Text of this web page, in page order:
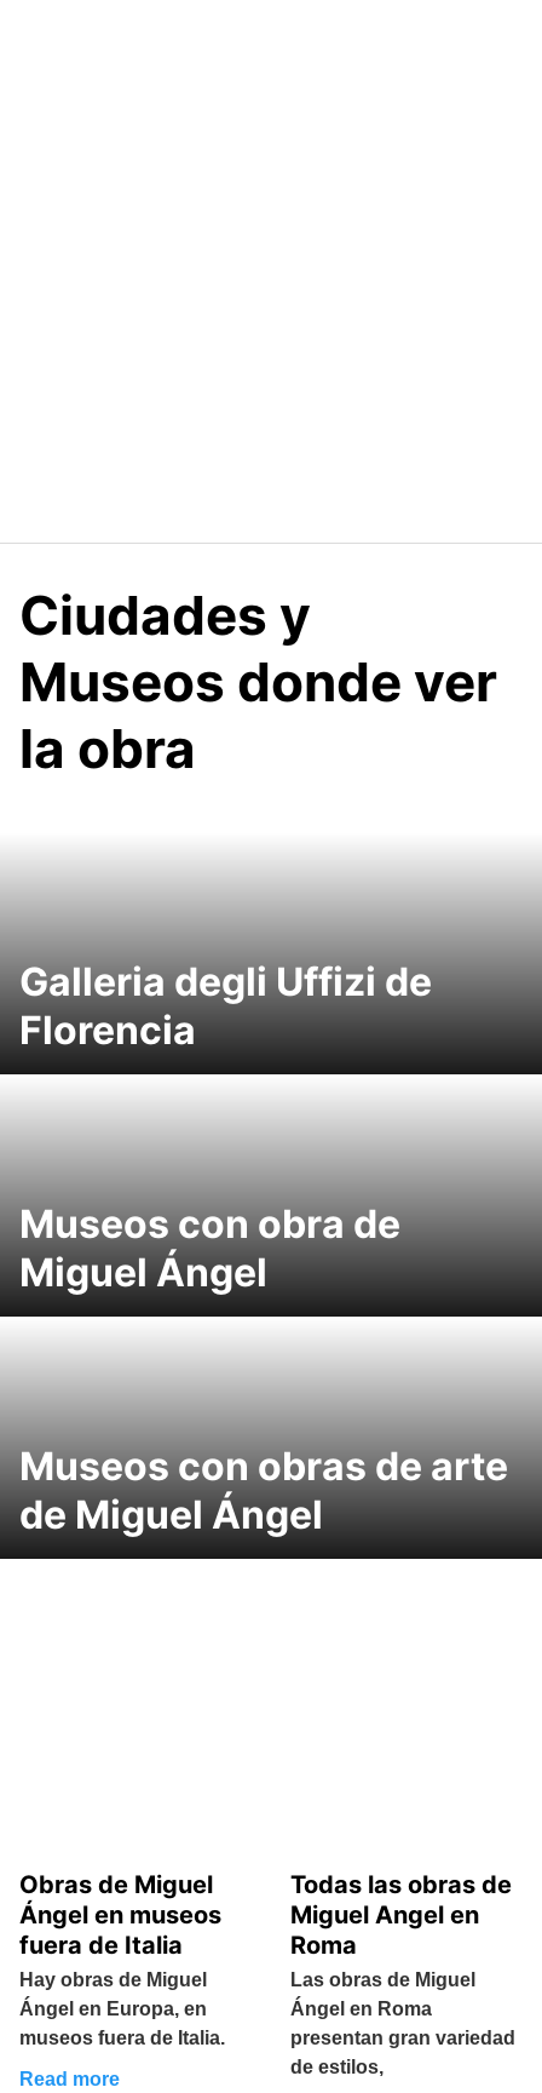
Ciudades y
Museos donde ver
la obra
Galleria degli Uffizi de
Florencia
Museos con obra de
Miguel Ángel
Museos con obras de arte
de Miguel Ángel
Obras de Miguel
Ángel en museos
fuera de Italia
Hay obras de Miguel
Ángel en Europa, en
museos fuera de Italia.
Read more
Todas las obras de
Miguel Angel en
Roma
Las obras de Miguel
Ángel en Roma
presentan gran variedad
de estilos,